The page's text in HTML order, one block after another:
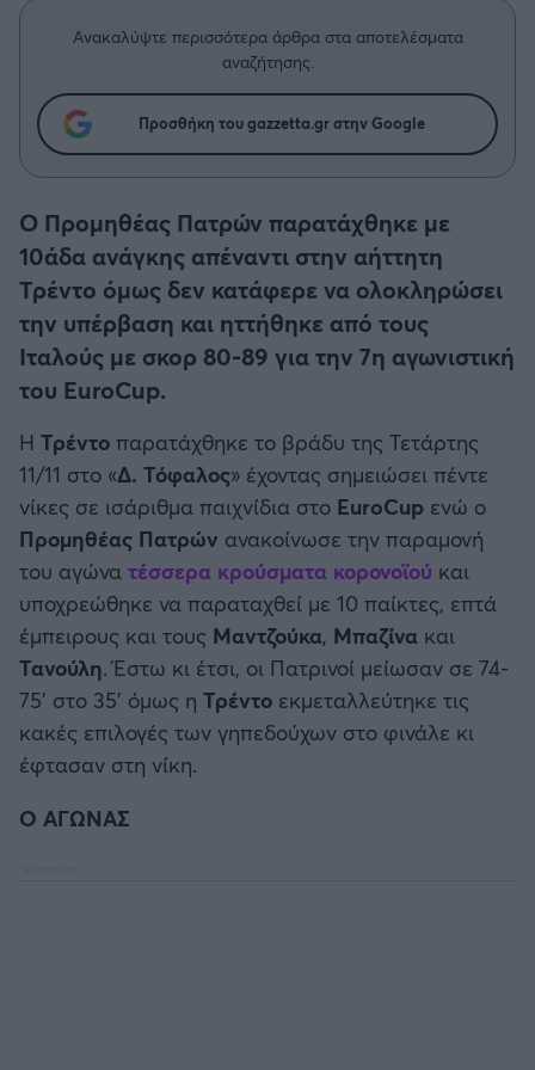
Άρης
Λεβαδειακός
Βόλος
Ατρόμητος Αθηνών
Κηφισιά
Παναιτωλικός
Καλαμάτα
Ηρακλής
Μπαρτσελόνα
Ρεάλ Μαδρίτης
Ατλέτικο Μαδρίτης
Μεγάλη μου Αγάπη
Ανακαλύψτε περισσότερα άρθρα στα αποτελέσματα
αναζήτησης.
Προσθήκη του gazzetta.gr στην Google
Ο Προμηθέας Πατρών παρατάχθηκε με
10άδα ανάγκης απέναντι στην αήττητη
Τρέντο όμως δεν κατάφερε να ολοκληρώσει
την υπέρβαση και ηττήθηκε από τους
Ιταλούς με σκορ 80-89 για την 7η αγωνιστική
του EuroCup.
Η Τρέντο παρατάχθηκε το βράδυ της Τετάρτης
11/11 στο «Δ. Τόφαλος» έχοντας σημειώσει πέντε
νίκες σε ισάριθμα παιχνίδια στο EuroCup ενώ ο
Προμηθέας Πατρών ανακοίνωσε την παραμονή
του αγώνα τέσσερα κρούσματα κορονοϊού και
υποχρεώθηκε να παραταχθεί με 10 παίκτες, επτά
έμπειρους και τους Μαντζούκα, Μπαζίνα και
Τανούλη. Έστω κι έτσι, οι Πατρινοί μείωσαν σε 74-
75' στο 35' όμως η Τρέντο εκμεταλλεύτηκε τις
κακές επιλογές των γηπεδούχων στο φινάλε κι
έφτασαν στη νίκη.
Ο ΑΓΩΝΑΣ